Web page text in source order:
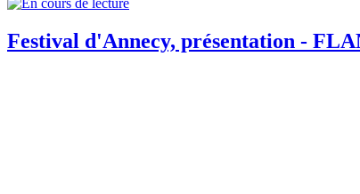
Festival d'Annecy, présentation -